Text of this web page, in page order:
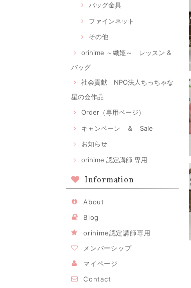
バッグ金具
ファインネット
その他
orihime ～織姫～ レッスン &
バッグ
社会貢献 NPO法人ちっちゃな
星の会作品
Order（専用ページ）
キャンペーン ＆ Sale
お知らせ
orihime 認定講師 専用
Information
About
Blog
orihime認定講師専用
メンバーシップ
マイページ
Contact